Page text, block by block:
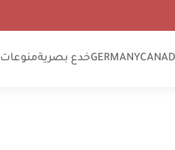
GERMANYخدع بصريةمنوعات